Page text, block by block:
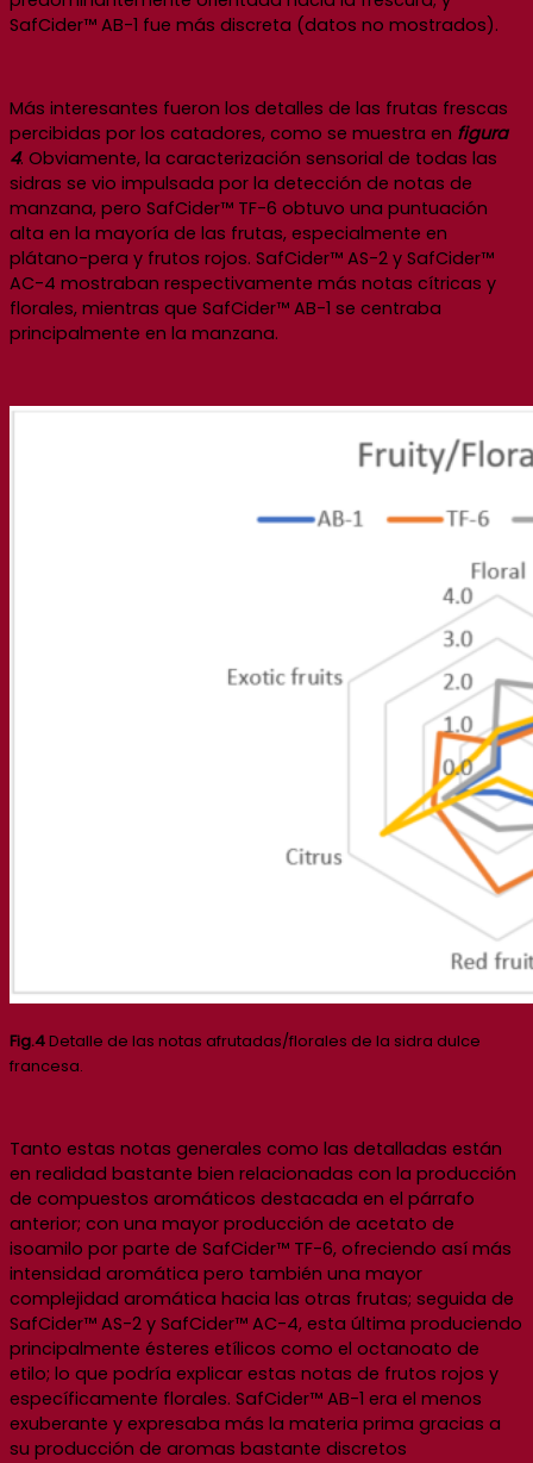
SafCider™ AB-1 fue más discreta (datos no mostrados).
Más interesantes fueron los detalles de las frutas frescas
percibidas por los catadores, como se muestra en figura
4. Obviamente, la caracterización sensorial de todas las
sidras se vio impulsada por la detección de notas de
manzana, pero SafCider™ TF-6 obtuvo una puntuación
alta en la mayoría de las frutas, especialmente en
plátano-pera y frutos rojos. SafCider™ AS-2 y SafCider™
AC-4 mostraban respectivamente más notas cítricas y
florales, mientras que SafCider™ AB-1 se centraba
principalmente en la manzana.
Fig.4Detalle de las notas afrutadas/florales de la sidra dulce
francesa.
Tanto estas notas generales como las detalladas están
en realidad bastante bien relacionadas con la producción
de compuestos aromáticos destacada en el párrafo
anterior; con una mayor producción de acetato de
isoamilo por parte de SafCider™ TF-6, ofreciendo así más
intensidad aromática pero también una mayor
complejidad aromática hacia las otras frutas; seguida de
SafCider™ AS-2 y SafCider™ AC-4, esta última produciendo
principalmente ésteres etílicos como el octanoato de
etilo; lo que podría explicar estas notas de frutos rojos y
específicamente florales. SafCider™ AB-1 era el menos
exuberante y expresaba más la materia prima gracias a
su producción de aromas bastante discretos